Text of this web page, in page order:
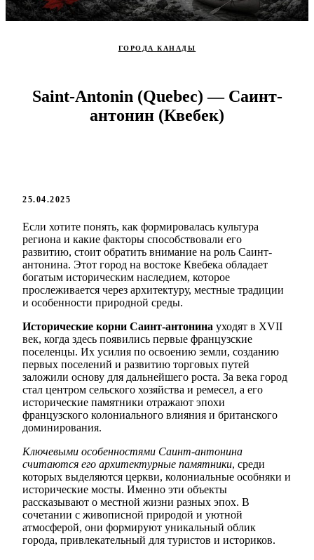
ГОРОДА КАНАДЫ
Saint-Antonin (Quebec) — Саинт-
антонин (Квебек)
25.04.2025
Если хотите понять, как формировалась культура
региона и какие факторы способствовали его
развитию, стоит обратить внимание на роль Саинт-
антонина. Этот город на востоке Квебека обладает
богатым историческим наследием, которое
прослеживается через архитектуру, местные традиции
и особенности природной среды.
Исторические корни Саинт-антонина уходят в XVII
век, когда здесь появились первые французские
поселенцы. Их усилия по освоению земли, созданию
первых поселений и развитию торговых путей
заложили основу для дальнейшего роста. За века город
стал центром сельского хозяйства и ремесел, а его
исторические памятники отражают эпохи
французского колониального влияния и британского
доминирования.
Ключевыми особенностями Саинт-антонина
считаются его архитектурные памятники, среди
которых выделяются церкви, колониальные особняки и
исторические мосты. Именно эти объекты
рассказывают о местной жизни разных эпох. В
сочетании с живописной природой и уютной
атмосферой, они формируют уникальный облик
города, привлекательный для туристов и историков.